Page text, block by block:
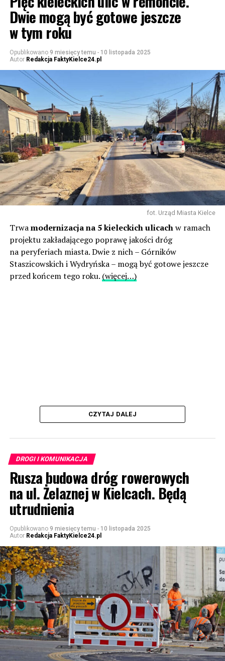
Dwie mogą być gotowe jeszcze
w tym roku
Opublikowano 9 miesięcy temu - 10 listopada 2025
Autor Redakcja FaktyKielce24.pl
fot. Urząd Miasta Kielce
Trwamodernizacja na 5 kieleckich ulicachw ramach
projektu zakładającego poprawę jakości dróg
na peryferiach miasta. Dwie z nich – Górników
Staszicowskich i Wydryńska – mogą być gotowe jeszcze
przed końcem tego roku. (więcej…)
CZYTAJ DALEJ
DROGI I KOMUNIKACJA
Rusza budowa dróg rowerowych
na ul. Żelaznej w Kielcach. Będą
utrudnienia
Opublikowano 9 miesięcy temu - 10 listopada 2025
Autor Redakcja FaktyKielce24.pl